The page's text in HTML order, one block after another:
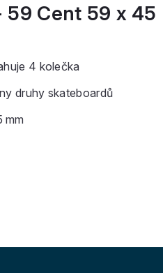
Cent 59 x 45
4 kolečka
druhy skateboardů
mm